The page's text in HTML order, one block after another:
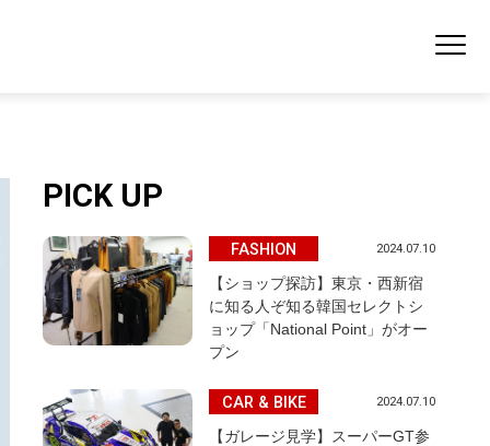
PICK UP
FASHION 2024.07.10
【ショップ探訪】東京・西新宿
に知る人ぞ知る韓国セレクトシ
ョップ「National Point」がオー
プン
CAR & BIKE 2024.07.10
【ガレージ見学】スーパーGT参